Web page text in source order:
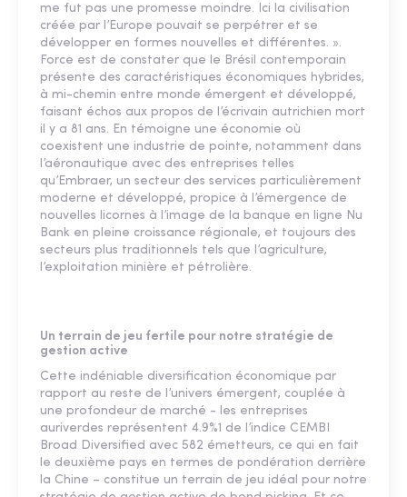
me fut pas une promesse moindre. Ici la civilisation
créée par l’Europe pouvait se perpétrer et se
développer en formes nouvelles et différentes. ».
Force est de constater que le Brésil contemporain
présente des caractéristiques économiques hybrides,
à mi-chemin entre monde émergent et développé,
faisant échos aux propos de l’écrivain autrichien mort
il y a 81 ans. En témoigne une économie où
coexistent une industrie de pointe, notamment dans
l’aéronautique avec des entreprises telles
qu’Embraer, un secteur des services particulièrement
moderne et développé, propice à l’émergence de
nouvelles licornes à l’image de la banque en ligne Nu
Bank en pleine croissance régionale, et toujours des
secteurs plus traditionnels tels que l’agriculture,
l’exploitation minière et pétrolière.
Un terrain de jeu fertile pour notre stratégie de
gestion active
Cette indéniable diversification économique par
rapport au reste de l’univers émergent, couplée à
une profondeur de marché - les entreprises
auriverdes représentent 4.9%1 de l’indice CEMBI
Broad Diversified avec 582 émetteurs, ce qui en fait
le deuxième pays en termes de pondération derrière
la Chine – constitue un terrain de jeu idéal pour notre